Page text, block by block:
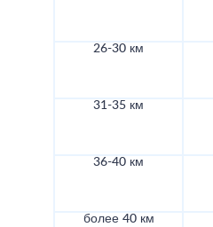
26-30 км
31-35 км
36-40 км
более 40 км